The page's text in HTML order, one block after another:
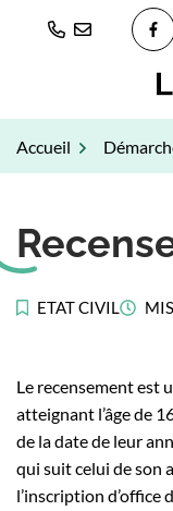
Gestion des traceurs
Accueil
ETAT CIVIL
Le recensement est
atteignant l’âge de
de la date de leur
qui suit celui de son
l’inscription d’office